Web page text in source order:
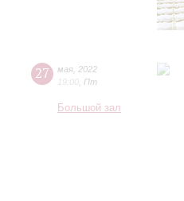
27 мая 2022
19:00 Пт
Большой зал